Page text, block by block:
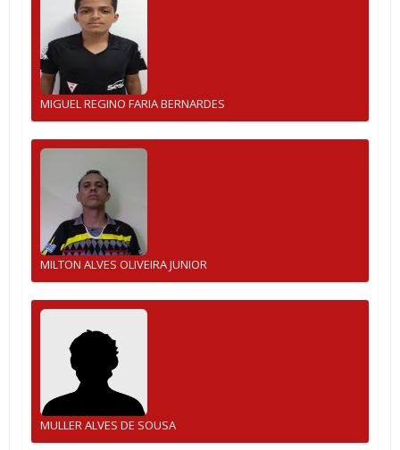
MIGUEL REGINO FARIA BERNARDES
MILTON ALVES OLIVEIRA JUNIOR
MULLER ALVES DE SOUSA